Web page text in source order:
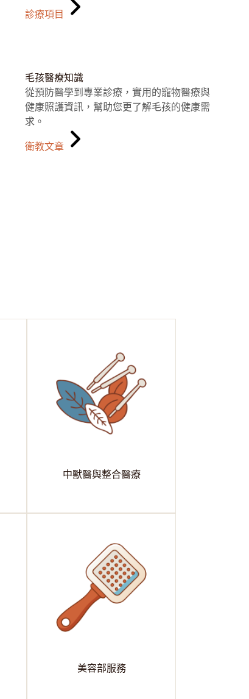
診療項目
毛孩醫療知識
從預防醫學到專業診療，實用的寵物醫療與
健康照護資訊，幫助您更了解毛孩的健康需
求。
衛教文章
中獸醫與整合醫療
美容部服務